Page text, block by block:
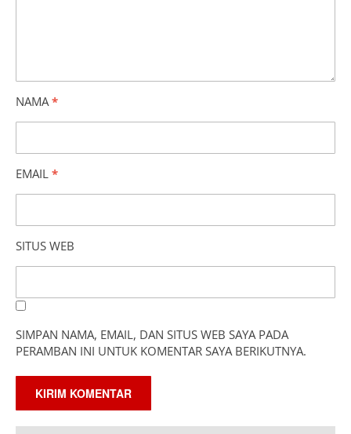
NAMA *
EMAIL *
SITUS WEB
SIMPAN NAMA, EMAIL, DAN SITUS WEB SAYA PADA
PERAMBAN INI UNTUK KOMENTAR SAYA BERIKUTNYA.